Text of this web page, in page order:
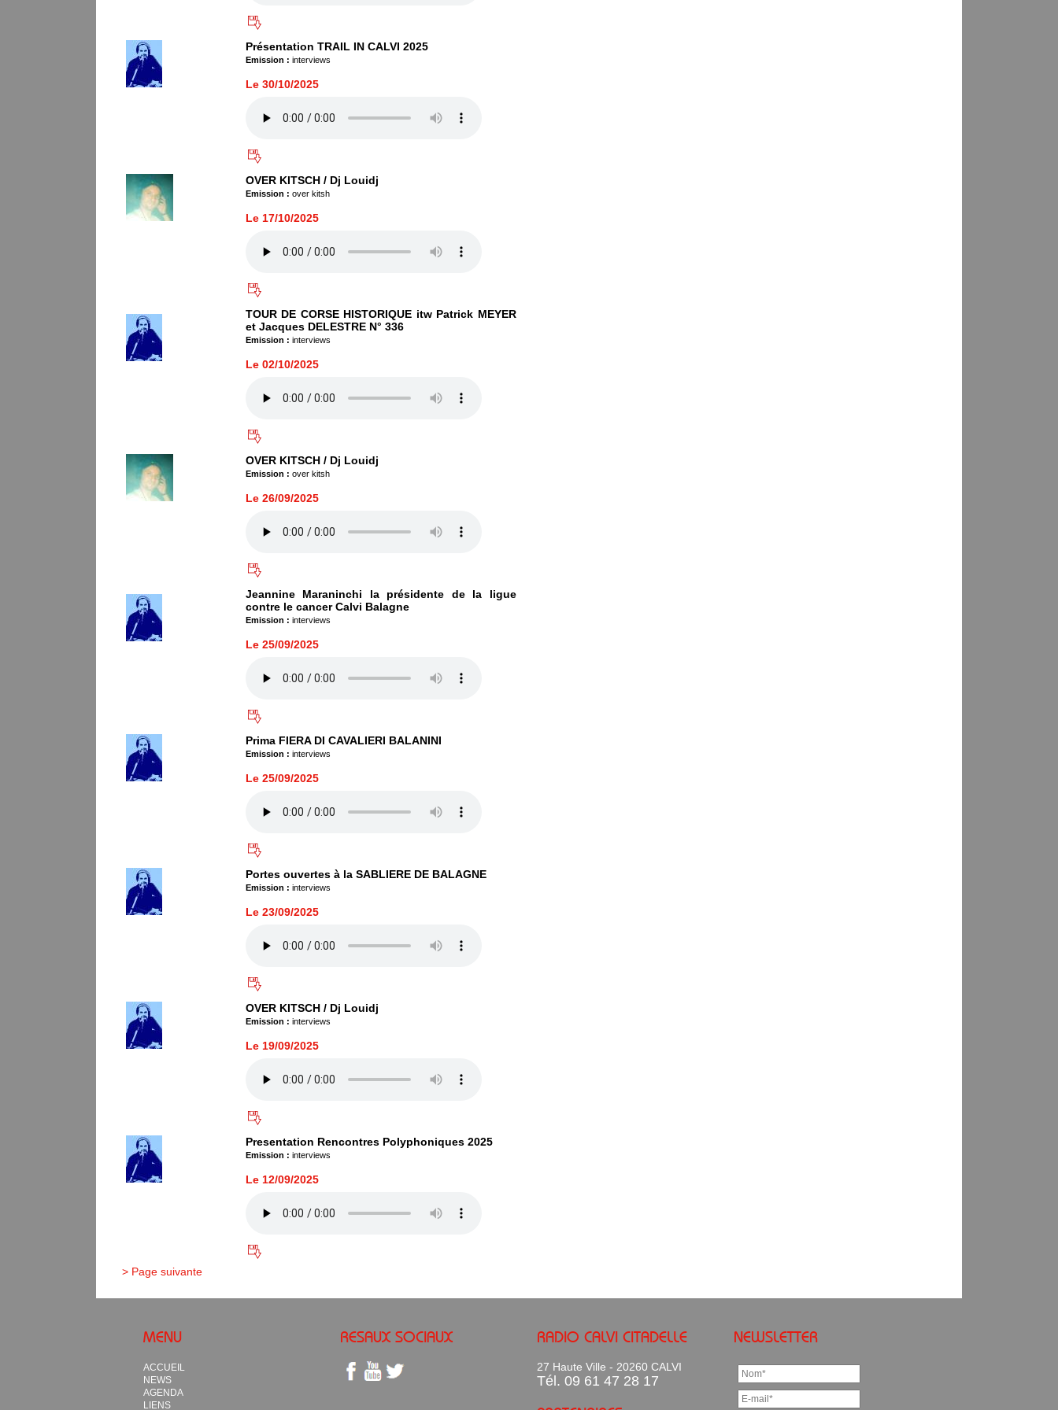
Présentation TRAIL IN CALVI 2025
Emission : interviews
Le 30/10/2025
OVER KITSCH / Dj Louidj
Emission : over kitsh
Le 17/10/2025
TOUR DE CORSE HISTORIQUE itw Patrick MEYER
et Jacques DELESTRE N° 336
Emission : interviews
Le 02/10/2025
OVER KITSCH / Dj Louidj
Emission : over kitsh
Le 26/09/2025
Jeannine Maraninchi la présidente de la ligue
contre le cancer Calvi Balagne
Emission : interviews
Le 25/09/2025
Prima FIERA DI CAVALIERI BALANINI
Emission : interviews
Le 25/09/2025
Portes ouvertes à la SABLIERE DE BALAGNE
Emission : interviews
Le 23/09/2025
OVER KITSCH / Dj Louidj
Emission : interviews
Le 19/09/2025
Presentation Rencontres Polyphoniques 2025
Emission : interviews
Le 12/09/2025
> Page suivante
MENU
ACCUEIL
NEWS
AGENDA
LIENS
RESAUX SOCIAUX RADIO CALVI CITADELLE
27 Haute Ville - 20260 CALVI
Tél. 09 61 47 28 17
NEWSLETTER